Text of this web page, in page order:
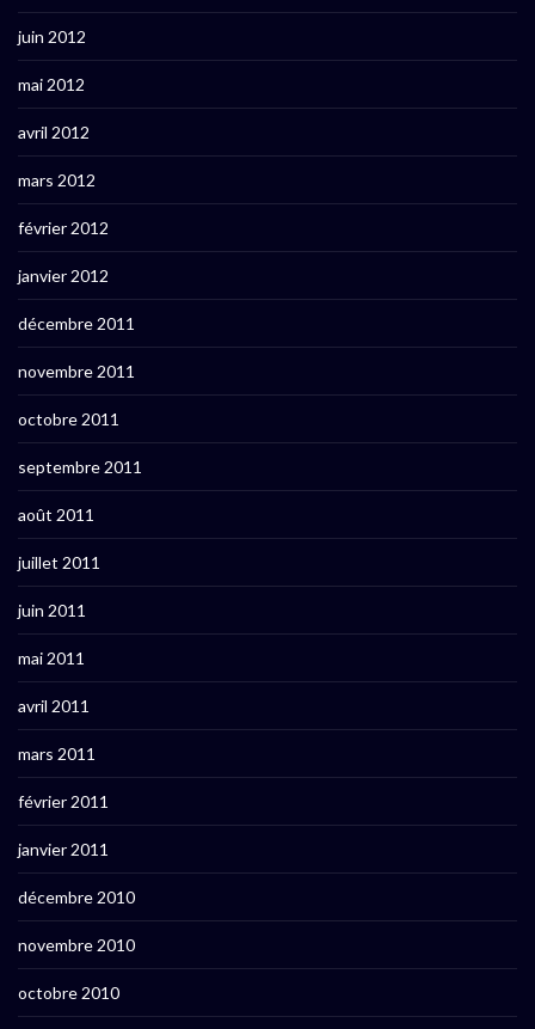
juin 2012
mai 2012
avril 2012
mars 2012
février 2012
janvier 2012
décembre 2011
novembre 2011
octobre 2011
septembre 2011
août 2011
juillet 2011
juin 2011
mai 2011
avril 2011
mars 2011
février 2011
janvier 2011
décembre 2010
novembre 2010
octobre 2010